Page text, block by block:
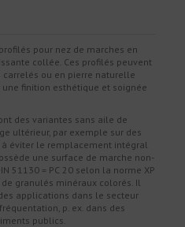
pour nez de marches en
collée. Ces profilés peuvent
carrelés ou en pierre naturelle
finition esthétique et soignée
des variantes sans aile de
ultérieur, par exemple sur des
éviter le remplacement intégral
une surface de marche non-
51130 = PC 20 selon la norme XP
granulés minéraux colorés. Il
applications dans le secteur
p. ex. dans des
publics.